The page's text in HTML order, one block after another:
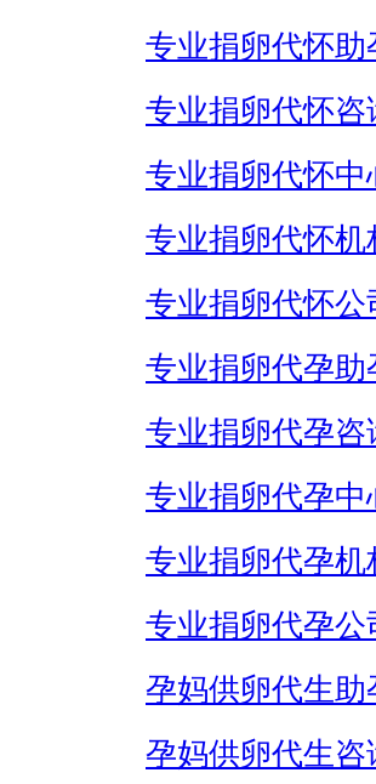
专业捐卵代怀助
专业捐卵代怀咨
专业捐卵代怀中
专业捐卵代怀机
专业捐卵代怀公
专业捐卵代孕助
专业捐卵代孕咨
专业捐卵代孕中
专业捐卵代孕机
专业捐卵代孕公
孕妈供卵代生助
孕妈供卵代生咨